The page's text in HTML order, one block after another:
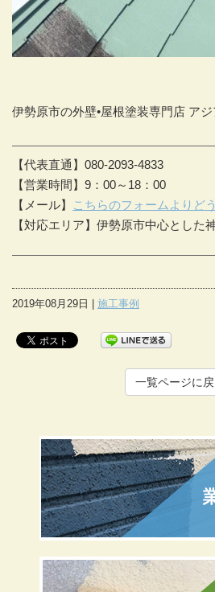
伊勢原市の外壁•屋根塗装専門店 アジ
【代表直通】080-2093-4833
【営業時間】9：00～18：00
【メール】
こちらのフォームよりど
【対応エリア】伊勢原市中心とした
2019年08月29日 | 施工事例
一覧ページに戻